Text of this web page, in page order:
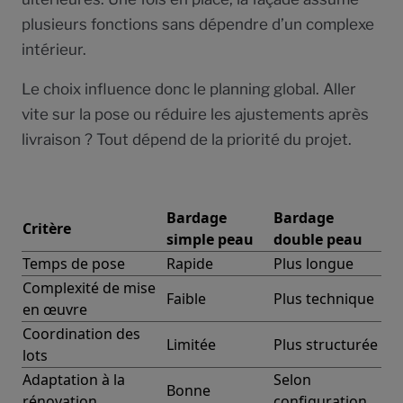
plusieurs fonctions sans dépendre d’un complexe
intérieur.
Le choix influence donc le planning global. Aller
vite sur la pose ou réduire les ajustements après
livraison ? Tout dépend de la priorité du projet.
Critère
Bardage
simple peau
Bardage
double peau
Temps de pose
Rapide
Plus longue
Complexité de mise
en œuvre
Faible
Plus technique
Coordination des
lots
Limitée
Plus structurée
Adaptation à la
Bonne
Selon